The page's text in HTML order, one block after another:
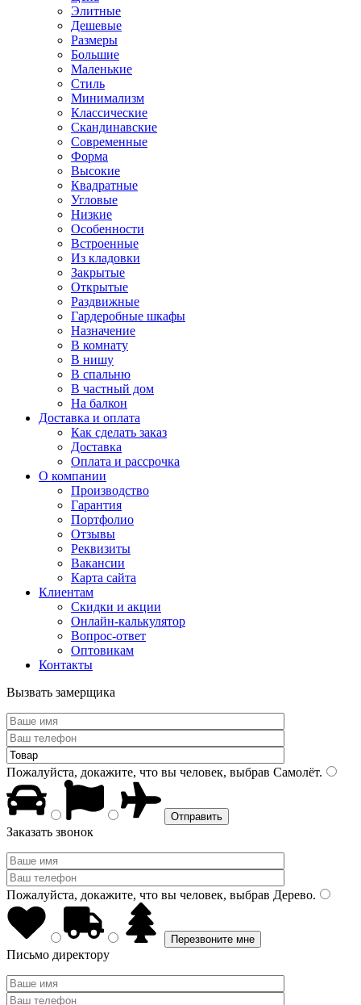
Элитные
Дешевые
Размеры
Большие
Маленькие
Стиль
Минимализм
Классические
Скандинавские
Современные
Форма
Высокие
Квадратные
Угловые
Низкие
Особенности
Встроенные
Из кладовки
Закрытые
Открытые
Раздвижные
Гардеробные шкафы
Назначение
В комнату
В нишу
В спальню
В частный дом
На балкон
Доставка и оплата
Как сделать заказ
Доставка
Оплата и рассрочка
О компании
Производство
Гарантия
Портфолио
Отзывы
Реквизиты
Вакансии
Карта сайта
Клиентам
Скидки и акции
Онлайн-калькулятор
Вопрос-ответ
Оптовикам
Контакты
Вызвать замерщика
Пожалуйста, докажите, что вы человек, выбрав Самолёт.
Заказать звонок
Пожалуйста, докажите, что вы человек, выбрав Дерево.
Письмо директору